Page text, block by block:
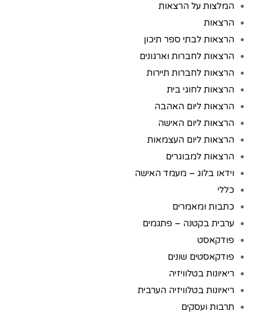
המלצות על הרצאות
הרצאות
הרצאות לבתי ספר תיכון
הרצאות לחברות וארגונים
הרצאות לחברות תיירות
הרצאות לחוגי בית
הרצאות ליום האהבה
הרצאות ליום האישה
הרצאות ליום העצמאות
הרצאות למבוגרים
וידאו בלוג – מעמד האישה
כללי
כתבות ומאמרים
ערבית בקטנה – פתגמים
פודקאסט
פודקאסטים שונים
ריאיונות בטלוויזיה
ריאיונות בטלוויזיה הערבית
תרבות ועסקים